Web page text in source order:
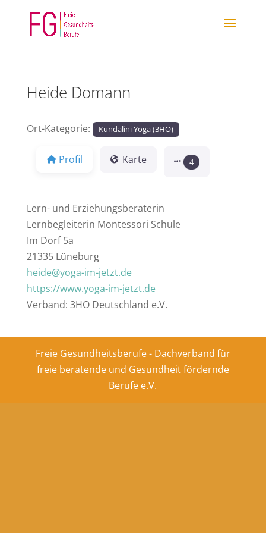
Heide Domann
Ort-Kategorie: Kundalini Yoga (3HO)
Profil Karte 4
Lern- und Erziehungsberaterin
Lernbegleiterin Montessori Schule
Im Dorf 5a
21335 Lüneburg
heide@yoga-im-jetzt.de
https://www.yoga-im-jetzt.de
Verband: 3HO Deutschland e.V.
Freie Gesundheitsberufe - Dachverband für
freie beratende und Gesundheit fördernde
Berufe e.V.